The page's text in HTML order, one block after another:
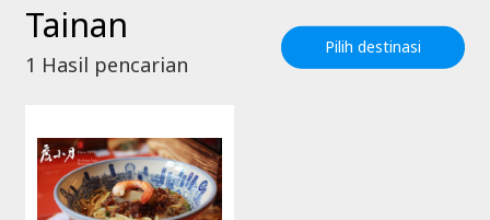
Tainan
1 Hasil pencarian
Pilih destinasi